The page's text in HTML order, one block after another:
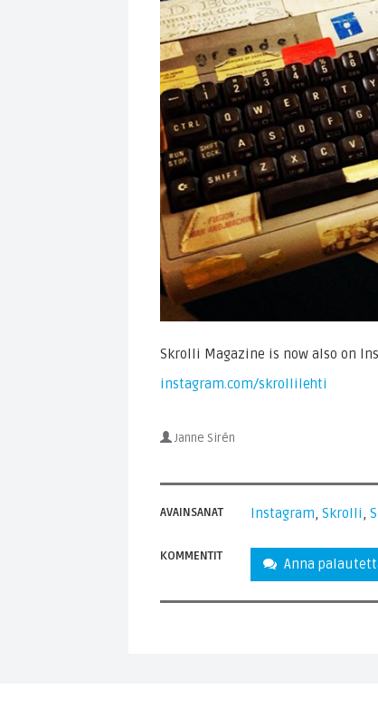
Skrolli Magazine is now also on
instagram.com/skrollilehti
Janne Sirén
AVAINSANAT Instagram, Skrolli,
KOMMENTIT Anna